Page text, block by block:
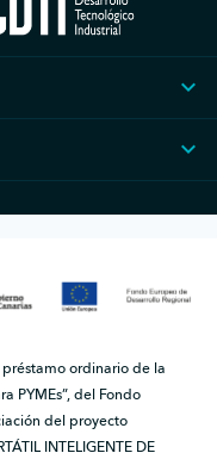
ordinario de la
PYMEs”, del Fondo
del proyecto
INTELIGENTE DE